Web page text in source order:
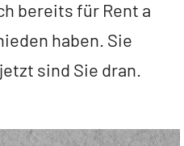
bereits für Rent a
haben. Sie
sind Sie dran.